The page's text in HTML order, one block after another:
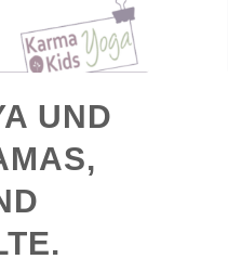
UND